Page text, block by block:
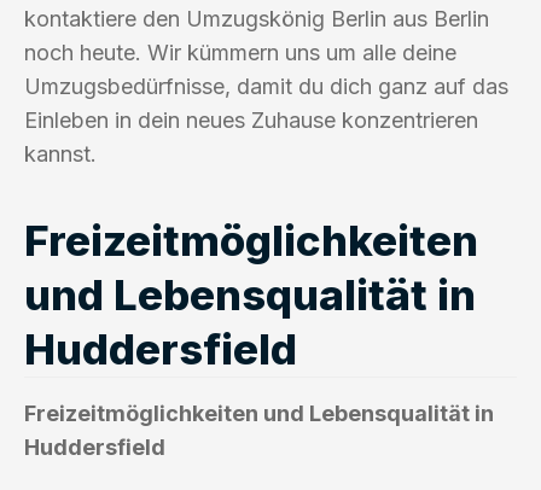
kontaktiere den Umzugskönig Berlin aus Berlin
noch heute. Wir kümmern uns um alle deine
Umzugsbedürfnisse, damit du dich ganz auf das
Einleben in dein neues Zuhause konzentrieren
kannst.
Freizeitmöglichkeiten
und Lebensqualität in
Huddersfield
Freizeitmöglichkeiten und Lebensqualität in
Huddersfield